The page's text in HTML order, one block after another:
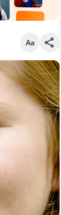
Klein
Standaard
Groot
Kopieer link